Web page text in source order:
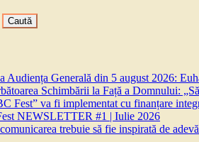
Audiența Generală din 5 august 2026:
Schimbării la Față a Domnului:
Fest” va fi implementat cu finanțare
NEWSLETTER #1 | Iulie 2026
trebuie să fie inspirată de